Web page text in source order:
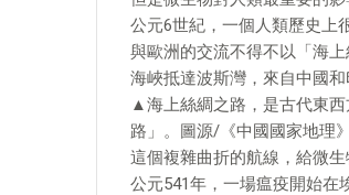
公元6世紀，一個人類歷史上
與歐洲的交流不得不以「海
海峽抵達波斯灣，來自中國
▲海上絲綢之路，是古代東
路」。圖源/《中國國家地理
這個複雜曲折的航線，給微
公元541年，一場瘟疫開始在